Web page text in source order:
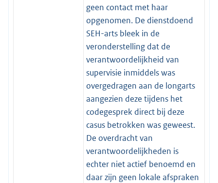
geen contact met haar
opgenomen. De dienstdoend
SEH-arts bleek in de
veronderstelling dat de
verantwoordelijkheid van
supervisie inmiddels was
overgedragen aan de longarts
aangezien deze tijdens het
codegesprek direct bij deze
casus betrokken was geweest.
De overdracht van
verantwoordelijkheden is
echter niet actief benoemd en
daar zijn geen lokale afspraken